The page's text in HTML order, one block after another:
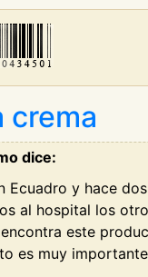
crema
dice:
Ecuadro y hace
al hospital los
este
es muy